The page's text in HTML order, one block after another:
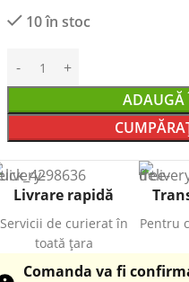
10 în stoc
ADAUGĂ
Livrare rapidă
Servicii de curierat în
toată țara
Pentru
Comanda va fi